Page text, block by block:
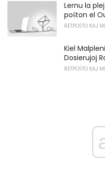
Lernu la
poŝton el
RETPOŜTO KAJ
Kiel
Dosierujoj
RETPOŜTO KAJ